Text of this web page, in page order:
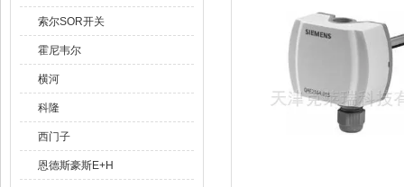
索尔SOR开关
霍尼韦尔
横河
科隆
西门子
恩德斯豪斯E+H